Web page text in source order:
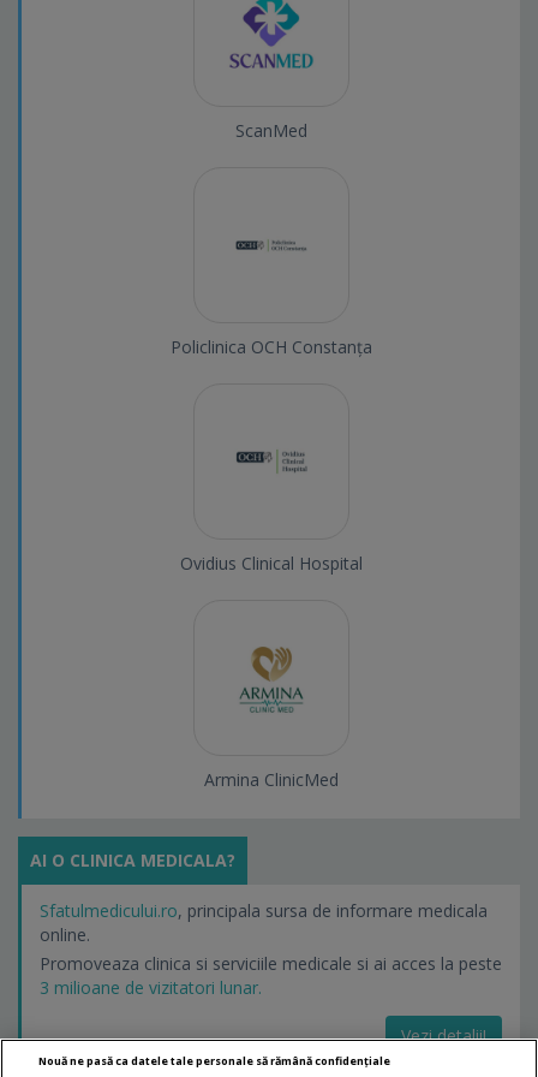
ScanMed
Policlinica OCH Constanța
Ovidius Clinical Hospital
Armina ClinicMed
AI O CLINICA MEDICALA?
Sfatulmedicului.ro, principala sursa de informare medicala
online.
Promoveaza clinica si serviciile medicale si ai acces la peste
3 milioane de vizitatori lunar.
Vezi detalii!
Nouă ne pasă ca datele tale personale să rămână confidențiale